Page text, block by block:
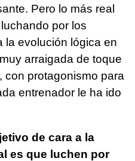
Pero lo más real
por los
la evolución lógica en
arraigada de toque
con protagonismo para
entrenador le ha ido
de cara a la
es que luchen por